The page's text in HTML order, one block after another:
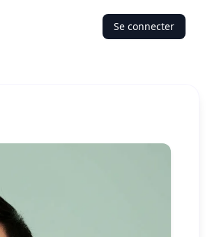
Se connecter